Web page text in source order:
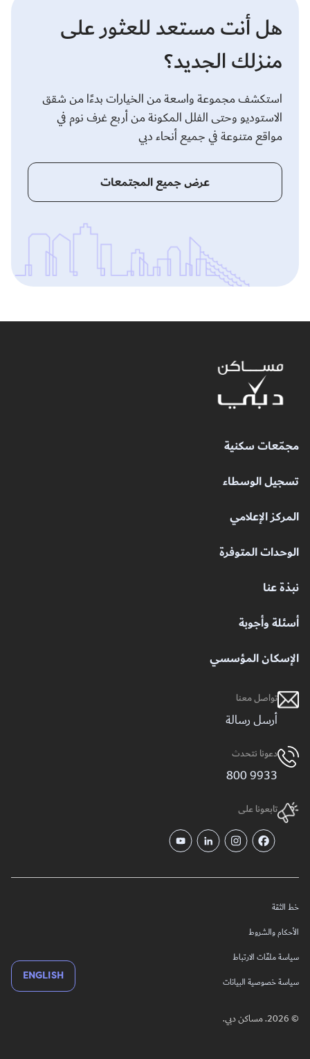
هل أنت مستعد للعثور على
منزلك الجديد؟
استكشف مجموعة واسعة من الخيارات بدءًا من شقق
الاستوديو وحتى الفلل المكونة من أربع غرف نوم في
مواقع متنوعة في جميع أنحاء دبي
عرض جميع المجتمعات
مجمّعات سكنية
تسجيل الوسطاء
المركز الإعلامي
الوحدات المتوفرة
نبذة عنا
أسئلة وأجوبة
الإسكان المؤسسي
تواصل معنا
أرسل رسالة
دعونا نتحدث
9933 800
تابعونا على
© 2026. مساكن دبي.
خط الثقة
الأحكام والشروط
سياسة ملفّات الارتباط
سياسة خصوصية البيانات
ENGLISH